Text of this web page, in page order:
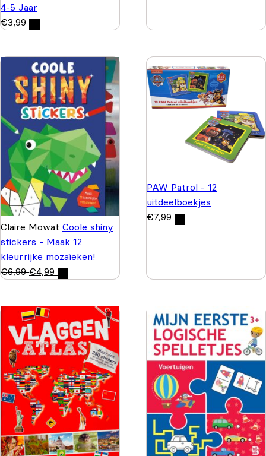
4-5 Jaar
€3,99
Claire Mowat Coole shiny
stickers - Maak 12
kleurrijke mozaïeken!
€6,99 €4,99
PAW Patrol - 12
uitdeelboekjes
€7,99